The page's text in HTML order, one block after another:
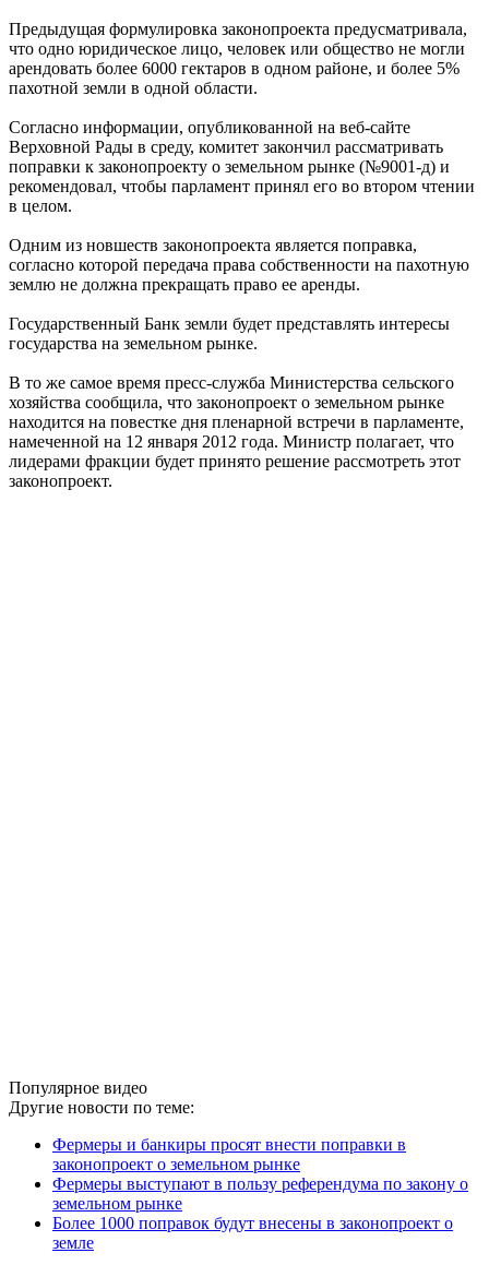
Предыдущая формулировка законопроекта предусматривала,
что одно юридическое лицо, человек или общество не могли
арендовать более 6000 гектаров в одном районе, и более 5%
пахотной земли в одной области.
Согласно информации, опубликованной на веб-сайте
Верховной Рады в среду, комитет закончил рассматривать
поправки к законопроекту о земельном рынке (№9001-д) и
рекомендовал, чтобы парламент принял его во втором чтении
в целом.
Одним из новшеств законопроекта является поправка,
согласно которой передача права собственности на пахотную
землю не должна прекращать право ее аренды.
Государственный Банк земли будет представлять интересы
государства на земельном рынке.
В то же самое время пресс-служба Министерства сельского
хозяйства сообщила, что законопроект о земельном рынке
находится на повестке дня пленарной встречи в парламенте,
намеченной на 12 января 2012 года. Министр полагает, что
лидерами фракции будет принято решение рассмотреть этот
законопроект.
Популярное видео
Другие новости по теме:
Фермеры и банкиры просят внести поправки в
законопроект о земельном рынке
Фермеры выступают в пользу референдума по закону о
земельном рынке
Более 1000 поправок будут внесены в законопроект о
земле